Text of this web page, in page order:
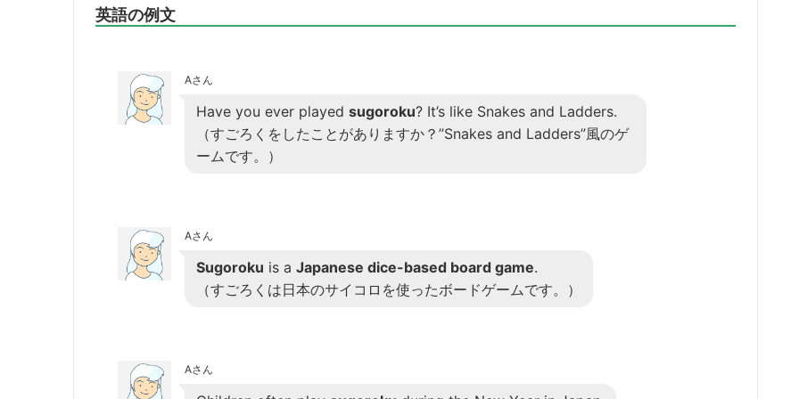
英語の例文
Aさん
Have you ever played sugoroku? It’s like Snakes and Ladders.
（すごろくをしたことがありますか？”Snakes and Ladders”風のゲ
ームです。）
Aさん
Sugoroku is a Japanese dice-based board game.
（すごろくは日本のサイコロを使ったボードゲームです。）
Aさん